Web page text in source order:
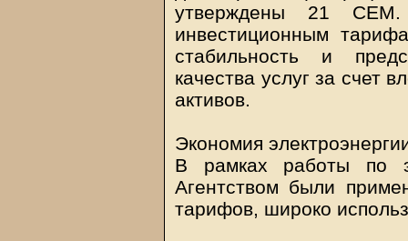
утверждены 21
инвестиционным
стабильность и
качества услуг за счет
активов.
Экономия
В рамках работы по
Агентством были
тарифов, широко